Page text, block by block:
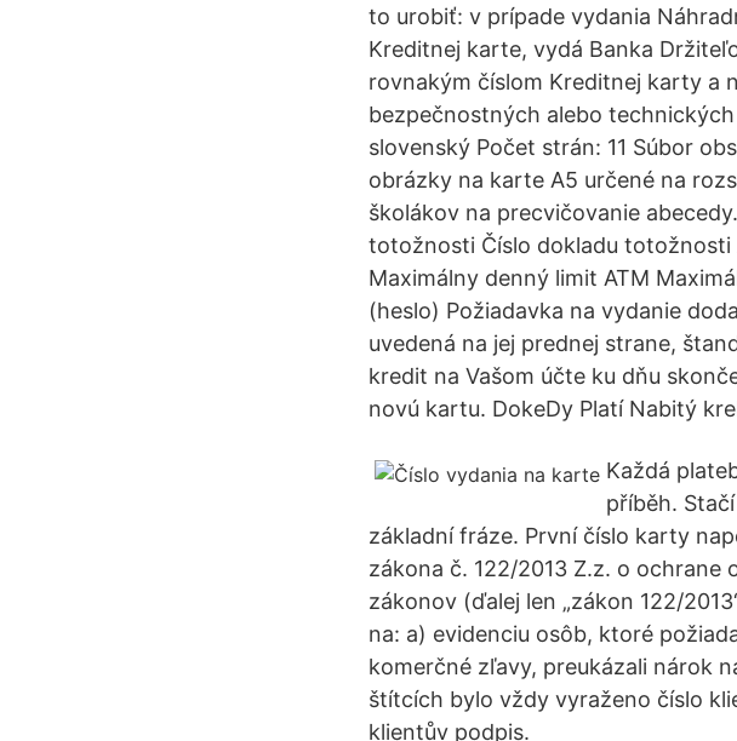
to urobiť: v prípade vydania
Kreditnej karte, vydá Banka
rovnakým číslom Kreditnej karty a
bezpečnostných alebo
slovenský Počet strán: 11 Súbor
obrázky na karte A5 určené na
školákov na precvičovanie
totožnosti Číslo dokladu totožnosti
Maximálny denný limit ATM
(heslo) Požiadavka na vydanie
uvedená na jej prednej strane,
kredit na Vašom účte ku dňu
novú kartu. DokeDy Platí Nabitý
Každá
příběh.
základní fráze. První číslo karty
zákona č. 122/2013 Z.z. o
zákonov (ďalej len „zákon 122/
na: a) evidenciu osôb, ktoré
komerčné zľavy, preukázali nárok
štítcích bylo vždy vyraženo číslo
klientův podpis.